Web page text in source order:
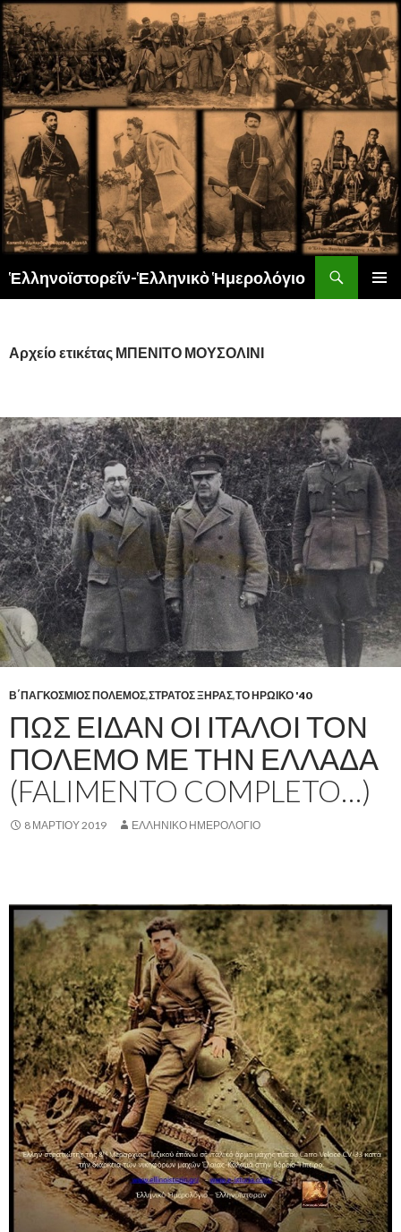
Ἑλληνοϊστορεῖν-Ἑλληνικὸ Ἡμερολόγιο
Αρχείο ετικέτας ΜΠΕΝΙΤΟ ΜΟΥΣΟΛΙΝΙ
Β΄ΠΑΓΚΟΣΜΙΟΣ ΠΟΛΕΜΟΣ,ΣΤΡΑΤΟΣ ΞΗΡΑΣ,ΤΟ ΗΡΩΙΚΟ '40
ΠΩΣ ΕΙΔΑΝ ΟΙ ΙΤΑΛΟΙ ΤΟΝ
ΠΟΛΕΜΟ ΜΕ ΤΗΝ ΕΛΛΑΔΑ
(FALIMENTO COMPLETO…)
8 ΜΑΡΤΊΟΥ 2019 ΕΛΛΗΝΙΚΟ ΗΜΕΡΟΛΟΓΙΟ